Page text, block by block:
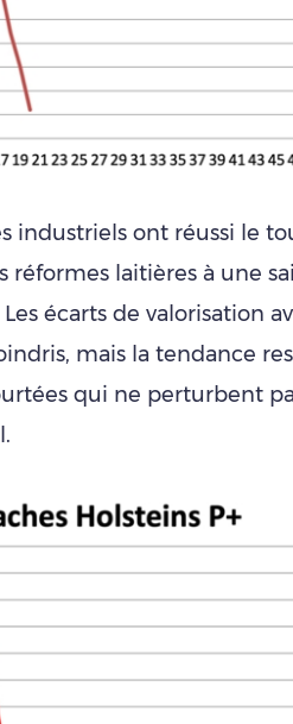
industriels ont réussi le
réformes laitières à une
écarts de valorisation
mais la tendance
qui ne perturbent